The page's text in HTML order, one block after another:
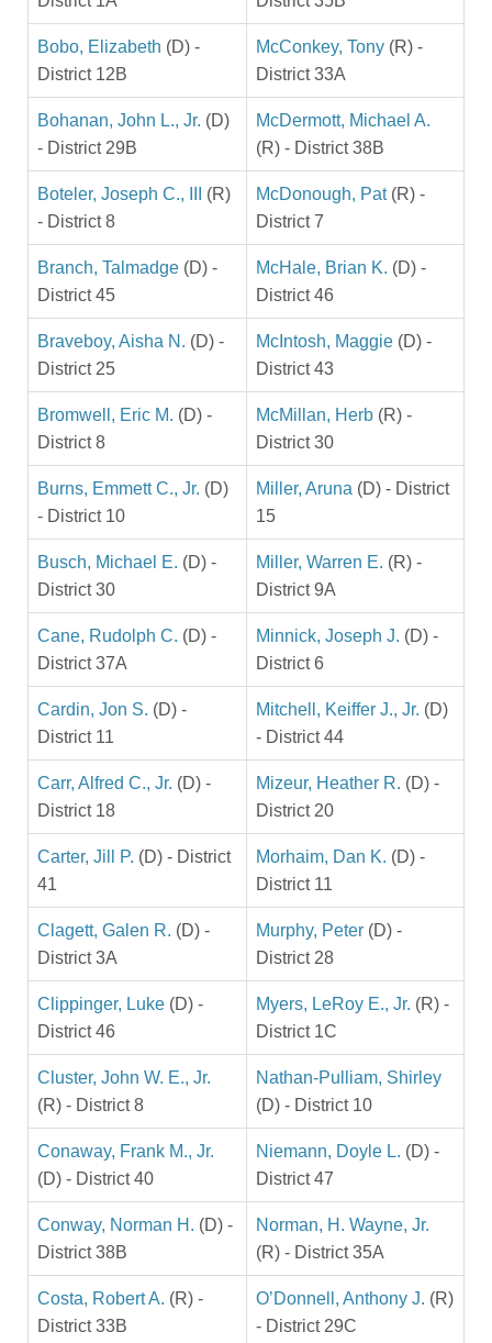
Bobo, Elizabeth (D) -
District 12B
McConkey, Tony (R) -
District 33A
Bohanan, John L., Jr. (D)
- District 29B
McDermott, Michael A.
(R) - District 38B
Boteler, Joseph C., III
(R)
- District 8
McDonough, Pat(R) -
District 7
Branch, Talmadge (D) -
District 45
McHale, Brian K. (D) -
District 46
Braveboy, Aisha N. (D) -
District 25
McIntosh, Maggie (D) -
District 43
Bromwell, Eric M. (D) -
District 8
McMillan, Herb (R) -
District 30
Burns, Emmett C., Jr. (D)
- District 10
Miller, Aruna (D) - District
15
Busch, Michael E. (D) -
District 30
Miller, Warren E. (R) -
District 9A
Cane, Rudolph C. (D) -
District 37A
Minnick, Joseph J. (D) -
District 6
Cardin, Jon S. (D) -
District 11
Mitchell, Keiffer J., Jr. (D)
- District 44
Carr, Alfred C., Jr. (D) -
District 18
Mizeur, Heather R. (D) -
District 20
Carter, Jill P. (D) - District
41
Morhaim, Dan K. (D) -
District 11
Clagett, Galen R. (D) -
District 3A
Murphy, Peter (D) -
District 28
Clippinger, Luke (D) -
District 46
Myers, LeRoy E., Jr. (R) -
District 1C
Cluster, John W. E., Jr.
(R) - District 8
Nathan-Pulliam, Shirley
(D) - District 10
Conaway, Frank M., Jr.
(D) - District 40
Niemann, Doyle L. (D) -
District 47
Conway, Norman H. (D) -
District 38B
Norman, H. Wayne, Jr.
(R) - District 35A
Costa, Robert A. (R) -
District 33B
O’Donnell, Anthony J. (R)
- District 29C